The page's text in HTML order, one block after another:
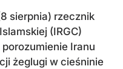
sierpnia) rzecznik
(IRGC)
porozumienie Iranu
żeglugi w cieśninie